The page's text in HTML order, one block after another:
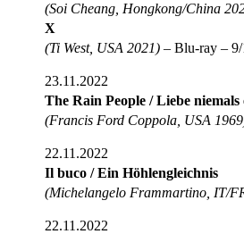
(Soi Cheang, Hongkong/China
X
(Ti West, USA 2021) – Blu-ray –
23.11.2022
The Rain People / Liebe
(Francis Ford Coppola, USA
22.11.2022
Il buco / Ein Höhlengleichnis
(Michelangelo Frammartino, IT/
22.11.2022